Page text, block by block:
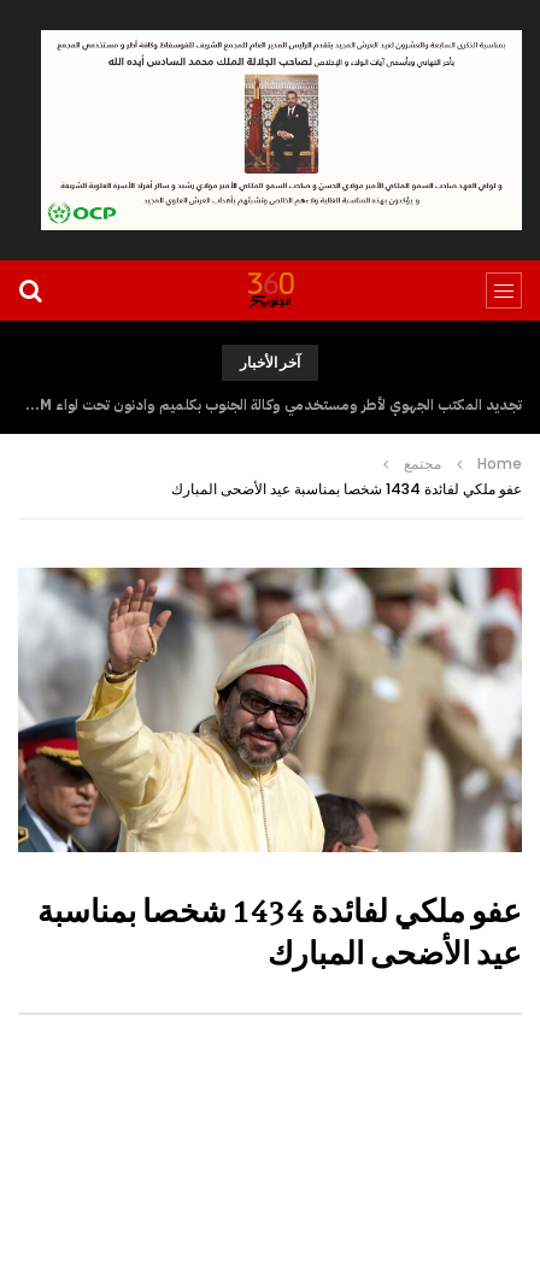
آخر الأخبار
تجديد المكتب الجهوي لأطر ومستخدمي وكالة الجنوب بكلميم وادنون تحت لواء UGTM
Home
مجتمع
عفو ملكي لفائدة 1434 شخصا بمناسبة عيد الأضحى المبارك
عفو ملكي لفائدة 1434 شخصا بمناسبة
عيد الأضحى المبارك